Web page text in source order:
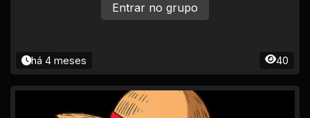
há 4 meses 40
Entrar no grupo